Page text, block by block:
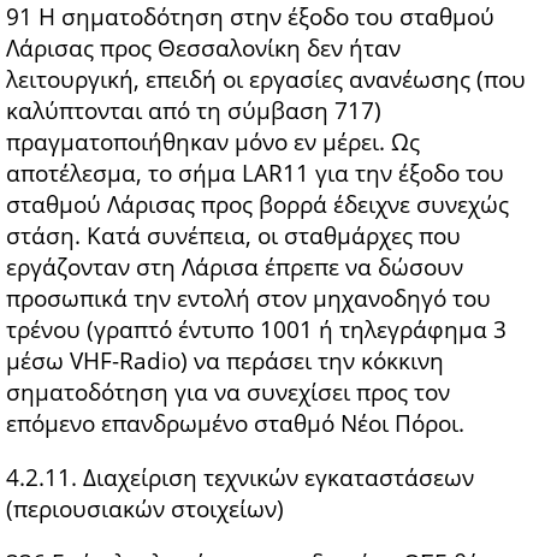
91 Η σηματοδότηση στην έξοδο του σταθμού
Λάρισας προς Θεσσαλονίκη δεν ήταν
λειτουργική, επειδή οι εργασίες ανανέωσης (που
καλύπτονται από τη σύμβαση 717)
πραγματοποιήθηκαν μόνο εν μέρει. Ως
αποτέλεσμα, το σήμα LAR11 για την έξοδο του
σταθμού Λάρισας προς βορρά έδειχνε συνεχώς
στάση. Κατά συνέπεια, οι σταθμάρχες που
εργάζονταν στη Λάρισα έπρεπε να δώσουν
προσωπικά την εντολή στον μηχανοδηγό του
τρένου (γραπτό έντυπο 1001 ή τηλεγράφημα 3
μέσω VHF-Radio) να περάσει την κόκκινη
σηματοδότηση για να συνεχίσει προς τον
επόμενο επανδρωμένο σταθμό Νέοι Πόροι.
4.2.11. Διαχείριση τεχνικών εγκαταστάσεων
(περιουσιακών στοιχείων)